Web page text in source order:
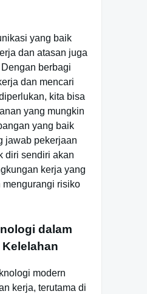
yang baik
dan atasan juga
berbagi
dan mencari
kita bisa
yang mungkin
yang baik
jawab pekerjaan
diri sendiri akan
kerja yang
mengurangi risiko
dalam
modern
kerja, terutama di